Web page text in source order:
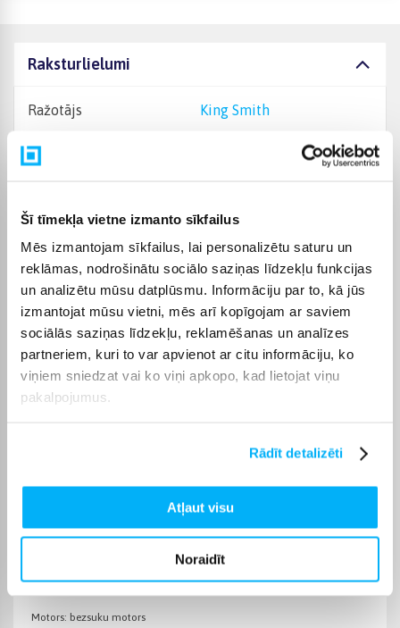
Šī tīmekļa vietne izmanto sīkfailus
Mēs izmantojam sīkfailus, lai personalizētu saturu un
reklāmas, nodrošinātu sociālo saziņas līdzekļu funkcijas
un analizētu mūsu datplūsmu. Informāciju par to, kā jūs
izmantojat mūsu vietni, mēs arī kopīgojam ar saviem
sociālās saziņas līdzekļu, reklamēšanas un analīzes
partneriem, kuri to var apvienot ar citu informāciju, ko
viņiem sniedzat vai ko viņi apkopo, kad lietojat viņu
pakalpojumus.
Rādīt detalizēti
Atļaut visu
Noraidīt
Raksturlielumi
Ražotājs King Smith
Maksimālais svars (slodze)
Preces apraksts
Kingsmith WalkingPad X21 ir izgatavots no augstas klases
materiāliem, var izturēt slodzi līdz 110 kg, ar pietiekami lielu skriešanas
laukumu 460x1210mm. Jaudīgs un kluss bezsuku motors, regulējams
ātrums no 0,5 līdz 12 km/h - NFC, APP, LED informācijas displejs. Šis
Tehniskie parametri
Produkta nosaukums: Kingsmith WalkingPad X21 skrejceļš
Motors: bezsuku motors